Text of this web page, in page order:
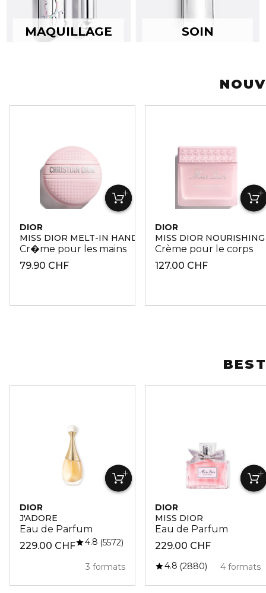
MAQUILLAGE SOIN
DIOR
MISS DIOR MELT-IN HAND CREAM
Cr�me pour les mains
79.90 CHF
DIOR
MISS DIOR
Crème pour le corps
127.00 CHF
DIOR
J'ADORE
Eau de Parfum
229.00 CHF
3 formats
4.8 5572
DIOR
MISS DIOR
Eau de Parfum
229.00 CHF
4 formats
4.8 2880